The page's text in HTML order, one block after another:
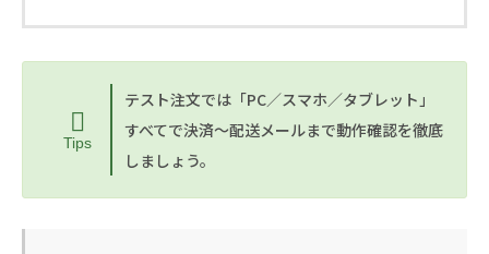
Tips
テスト注文では「PC／スマホ／タブレット」
すべてで決済～配送メールまで動作確認を徹底
しましょう。